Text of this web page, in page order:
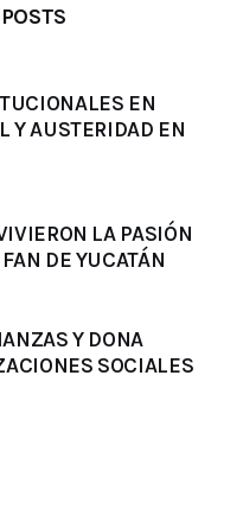
EN
Y AUSTERIDAD EN
LA PASIÓN
DE YUCATÁN
Y DONA
SOCIALES